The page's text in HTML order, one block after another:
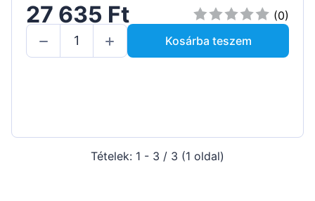
27 635 Ft
(0)
Kosárba teszem
Tételek: 1 - 3 / 3 (1 oldal)